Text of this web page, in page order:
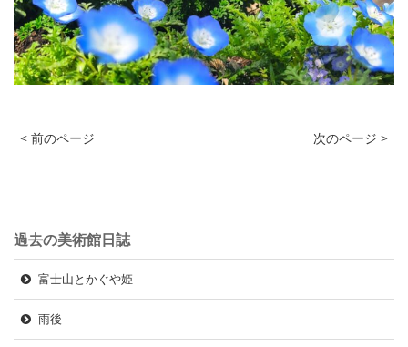
< 前のページ 次のページ >
過去の美術館日誌
富士山とかぐや姫
雨後